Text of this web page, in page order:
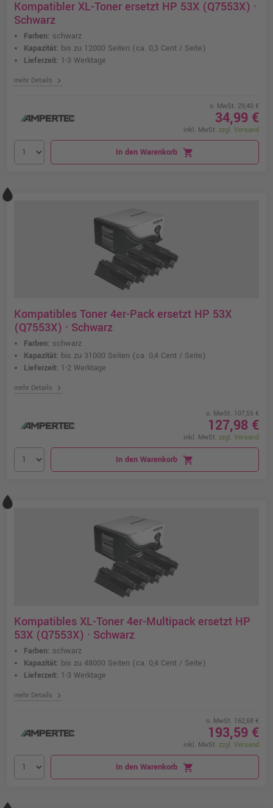
Kompatibler XL-Toner ersetzt HP 53X (Q7553X) ·
Schwarz
Farben: schwarz
Kapazität: bis zu 12000 Seiten (ca. 0,3 Cent / Seite)
Lieferzeit: 1-3 Werktage
mehr Details chevron_right
o. MwSt. 29,40 €
34,99 €
inkl. MwSt. zzgl. Versand
In den Warenkorb shopping_cart
Kompatibles Toner 4er-Pack ersetzt HP 53X
(Q7553X) · Schwarz
Farben: schwarz
Kapazität: bis zu 31000 Seiten (ca. 0,4 Cent / Seite)
Lieferzeit: 1-2 Werktage
mehr Details chevron_right
o. MwSt. 107,55 €
127,98 €
inkl. MwSt. zzgl. Versand
In den Warenkorb shopping_cart
Kompatibles XL-Toner 4er-Multipack ersetzt HP
53X (Q7553X) · Schwarz
Farben: schwarz
Kapazität: bis zu 48000 Seiten (ca. 0,4 Cent / Seite)
Lieferzeit: 1-3 Werktage
mehr Details chevron_right
o. MwSt. 162,68 €
193,59 €
inkl. MwSt. zzgl. Versand
In den Warenkorb shopping_cart